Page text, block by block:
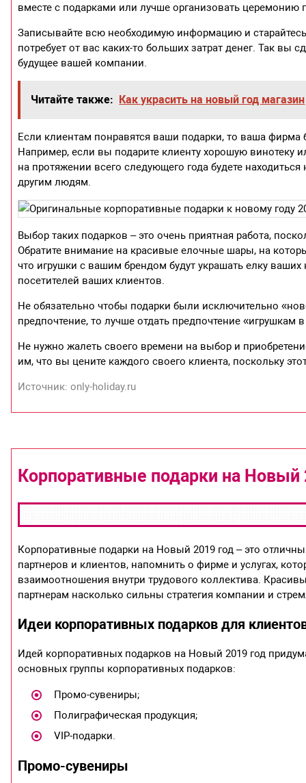
вместе с подарками или лучше организовать
Записывайте всю необходимую информацию и
потребует от вас каких-то больших затрат денег. Так вы
будущее вашей компании.
Читайте также: Как украсить на новый год магазин
Если клиентам понравятся ваши подарки, то ваша
Например, если вы подарите клиенту хорошую винотеку
на протяжении всего следующего года будете
другим людям.
Выбор таких подарков – это очень приятная работа,
Обратите внимание на красивые елочные шары, на
что игрушки с вашим брендом будут украшать елку
посетителей ваших клиентов.
Не обязательно чтобы подарки были исключительно
предпочтение, то лучше отдать предпочтение
Не нужно жалеть своего времени на выбор и
им, что вы цените каждого своего клиента, поскольку
Источник: only-holiday.ru
Корпоративные подарки на Новый
Корпоративные подарки на Новый 2019 год – это
партнеров и клиентов, напомнить о фирме и услугах,
взаимоотношения внутри трудового коллектива.
партнерам насколько сильны стратегия компании и
Идеи корпоративных подарков для
Идей корпоративных подарков на Новый 2019 год
основных группы корпоративных подарков:
Промо-сувениры;
Полиграфическая продукция;
VIP-подарки.
Промо-сувениры